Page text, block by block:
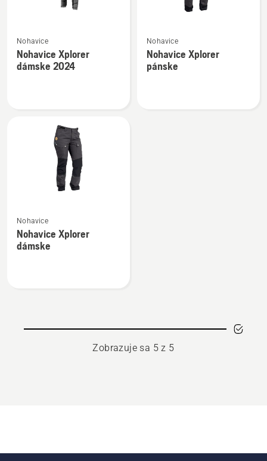
viac
podrobností
Nohavice
Nohavice Xplorer
dámske 2024
viac
podrobností
Nohavice
Nohavice Xplorer
pánske
viac
podrobností
Nohavice
Nohavice Xplorer
dámske
Zobrazuje sa 5 z 5